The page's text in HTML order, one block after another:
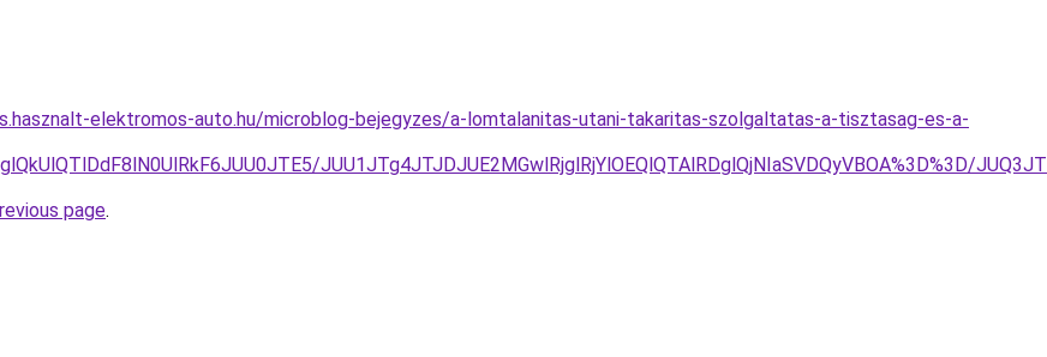
elektromos-auto.hu/microblog-bejegyzes/a-lomtalanitas-utani-takaritas-szolgaltatas-a-tisztasag-es-a-
JUU1JTg4JTJDJUE2MGwlRjglRjYlOEQlQTAlRDglQjNIaSVDQyVBOA%3D%3D/
page.